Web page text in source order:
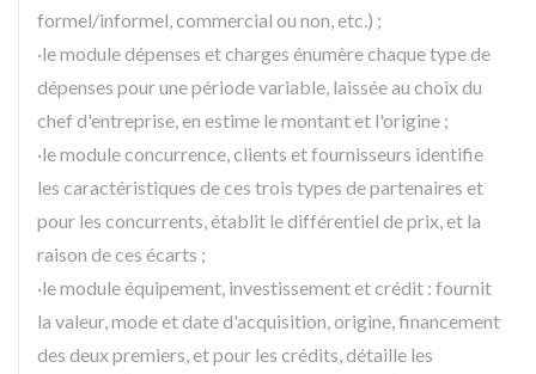
formel/informel, commercial ou non, etc.) ;
·le module dépenses et charges énumère chaque type de
dépenses pour une période variable, laissée au choix du
chef d'entreprise, en estime le montant et l'origine ;
·le module concurrence, clients et fournisseurs identifie
les caractéristiques de ces trois types de partenaires et
pour les concurrents, établit le différentiel de prix, et la
raison de ces écarts ;
·le module équipement, investissement et crédit : fournit
la valeur, mode et date d'acquisition, origine, financement
des deux premiers, et pour les crédits, détaille les